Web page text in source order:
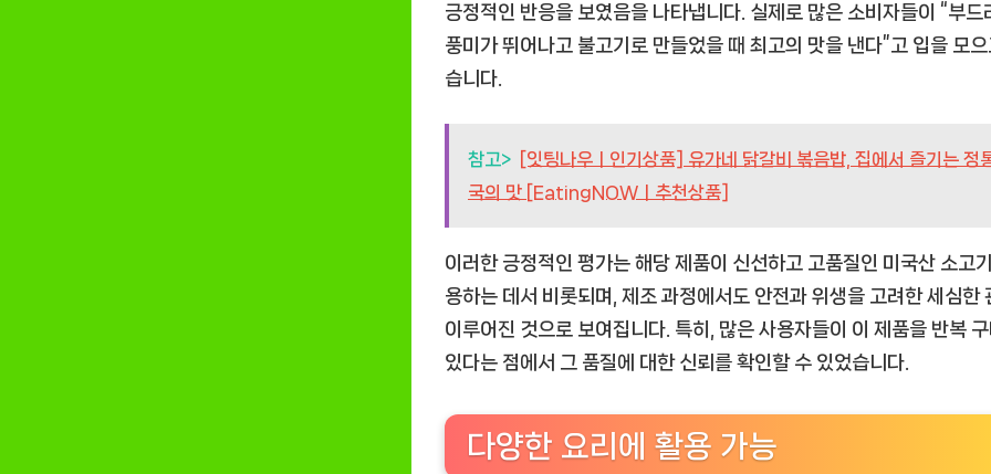
긍정적인 반응을 보였음을 나타냅니다. 실제로 많은 소비자들이 “부드
풍미가 뛰어나고 불고기로 만들었을 때 최고의 맛을 낸다”고 입을 모으
습니다.
참고> [잇팅나우ㅣ인기상품] 유가네 닭갈비 볶음밥, 집에서 즐기는 정
국의 맛 [EatingNOWㅣ추천상품]
이러한 긍정적인 평가는 해당 제품이 신선하고 고품질인 미국산 소고
용하는 데서 비롯되며, 제조 과정에서도 안전과 위생을 고려한 세심한
이루어진 것으로 보여집니다. 특히, 많은 사용자들이 이 제품을 반복
있다는 점에서 그 품질에 대한 신뢰를 확인할 수 있었습니다.
다양한 요리에 활용 가능